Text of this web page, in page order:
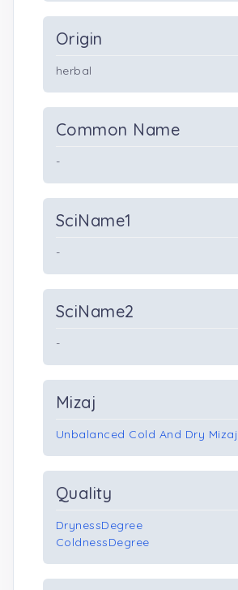
Origin
herbal
Common Name
-
SciName1
-
SciName2
-
Mizaj
Unbalanced Cold And Dry Mizaj
Quality
DrynessDegree
ColdnessDegree